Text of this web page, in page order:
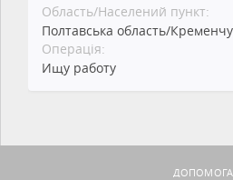
Область/Населений пункт:
Полтавська область/
Операція:
Ищу работу
ДОПОМОГА